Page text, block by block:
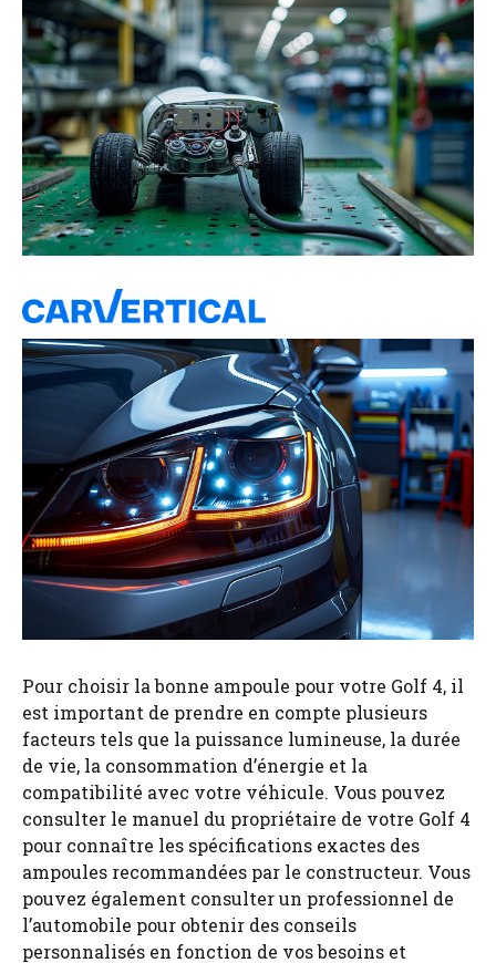
Pour choisir la bonne ampoule pour votre Golf 4, il
est important de prendre en compte plusieurs
facteurs tels que la puissance lumineuse, la durée
de vie, la consommation d’énergie et la
compatibilité avec votre véhicule. Vous pouvez
consulter le manuel du propriétaire de votre Golf 4
pour connaître les spécifications exactes des
ampoules recommandées par le constructeur. Vous
pouvez également consulter un professionnel de
l’automobile pour obtenir des conseils
personnalisés en fonction de vos besoins et